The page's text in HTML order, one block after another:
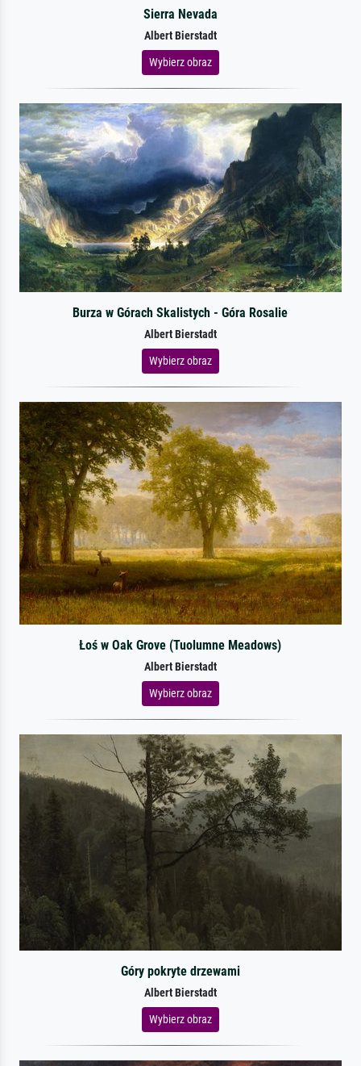
Sierra Nevada
Albert Bierstadt
Wybierz obraz
Burza w Górach Skalistych - Góra Rosalie
Albert Bierstadt
Wybierz obraz
Łoś w Oak Grove (Tuolumne Meadows)
Albert Bierstadt
Wybierz obraz
Góry pokryte drzewami
Albert Bierstadt
Wybierz obraz